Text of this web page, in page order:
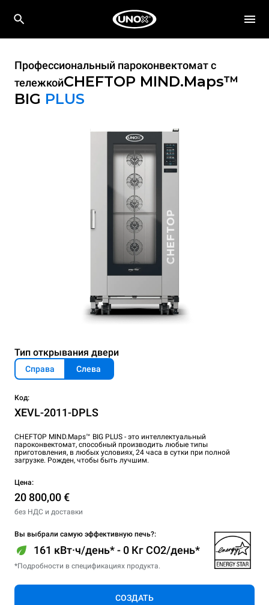
Профессиональный пароконвектомат с
тележкойCHEFTOP MIND.Maps™
BIG PLUS
Тип открывания двери
Справа Слева
Код:
XEVL-2011-DPLS
CHEFTOP MIND.Maps™ BIG PLUS - это интеллектуальный
пароконвектомат, способный производить любые типы
приготовления, в любых условиях, 24 часа в сутки при полной
загрузке. Рожден, чтобы быть лучшим.
Цена:
20 800,00 €
без НДС и доставки
Вы выбрали самую эффективную печь?:
161 кВт·ч/день* - 0 Кг CO2/день*
*Подробности в спецификациях продукта.
СОЗДАТЬ